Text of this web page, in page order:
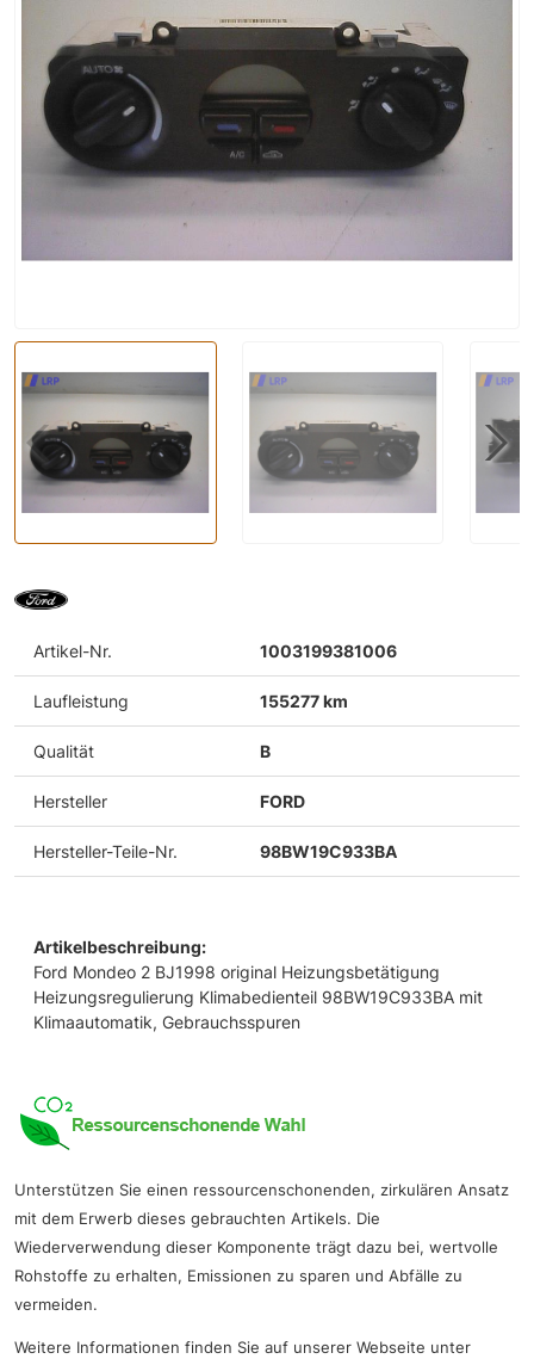
Artikel-Nr. 1003199381006
Laufleistung 155277 km
Qualität B
Hersteller FORD
Hersteller-Teile-Nr. 98BW19C933BA
Artikelbeschreibung:
Ford Mondeo 2 BJ1998 original Heizungsbetätigung
Heizungsregulierung Klimabedienteil 98BW19C933BA mit
Klimaautomatik, Gebrauchsspuren
Unterstützen Sie einen ressourcenschonenden, zirkulären Ansatz
mit dem Erwerb dieses gebrauchten Artikels. Die
Wiederverwendung dieser Komponente trägt dazu bei, wertvolle
Rohstoffe zu erhalten, Emissionen zu sparen und Abfälle zu
vermeiden.
Weitere Informationen finden Sie auf unserer Webseite unter